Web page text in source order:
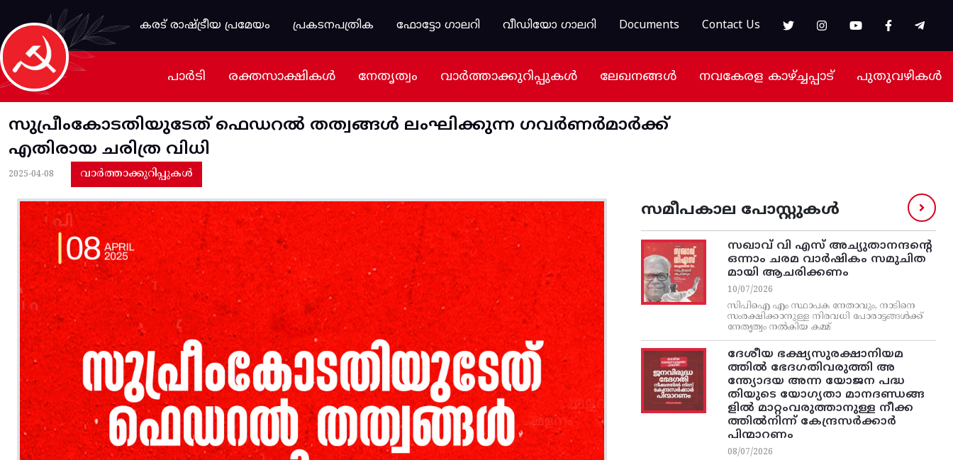
Skip to main content
കരട് രാഷ്ട്രീയ പ്രമേയം
പ്രകടനപത്രിക ഫോട്ടോ ഗാലറി വീഡിയോ ഗാലറി Documents Contact Us
പാർടി രക്തസാക്ഷികൾ നേതൃത്വം വാർത്താക്കുറിപ്പുകൾ ലേഖനങ്ങൾ നവകേരള കാഴ്ച്ചപ്പാട് പുതുവഴികൾ
സുപ്രീംകോടതിയുടേത് ഫെഡറൽ തത്വങ്ങൾ ലംഘിക്കുന്ന ഗവർണർമാർക്ക്
എതിരായ ചരിത്ര വിധി
2025-04-08 വാർത്താക്കുറിപ്പുകൾ
സമീപകാല പോസ്റ്റുകൾ
സഖാവ് വി എസ്‌ അച്യുതാനന്ദന്റെ
ഒന്നാം ചരമ വാര്‍ഷികം സമുചിത
മായി ആചരിക്കണം
10/07/2026
സിപിഐ എം സ്ഥാപക നേതാവും, നാടിനെ
സംരക്ഷിക്കാനുള്ള നിരവധി പോരാട്ടങ്ങള്‍ക്ക്‌
നേതൃത്വം നല്‍കിയ കമ്മ്
ദേശീയ ഭക്ഷ്യസുരക്ഷാനിയമ
ത്തിൽ ഭേദഗതിവരുത്തി അ
ന്ത്യോദയ അന്ന യോജന പദ്ധ
തിയുടെ യോഗ്യതാ മാനദണ്ഡങ്ങ
ളിൽ മാറ്റംവരുത്താനുള്ള നീക്ക
ത്തിൽനിന്ന്‌ കേന്ദ്രസർക്കാർ
പിന്മാറണം
08/07/2026